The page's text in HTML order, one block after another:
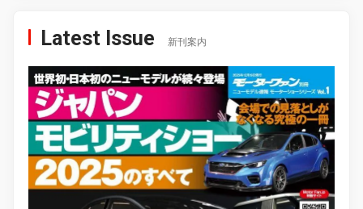
Latest Issue 新刊案内